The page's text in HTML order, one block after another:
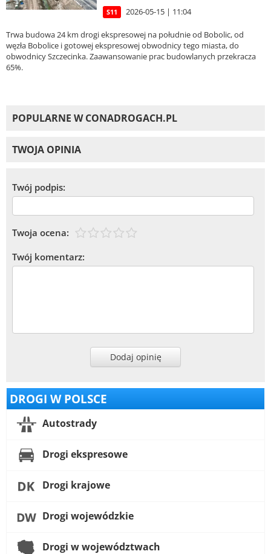
S11 2026-05-15 | 11:04
Trwa budowa 24 km drogi ekspresowej na południe od Bobolic, od
węzła Bobolice i gotowej ekspresowej obwodnicy tego miasta, do
obwodnicy Szczecinka. Zaawansowanie prac budowlanych przekracza
65%.
POPULARNE W CONADROGACH.PL
TWOJA OPINIA
Twój podpis:
Twoja ocena:
Twój komentarz:
Dodaj opinię
DROGI W POLSCE
Autostrady
Drogi ekspresowe
Drogi krajowe
Drogi wojewódzkie
Drogi w województwach